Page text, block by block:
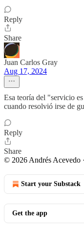
Reply
Share
Juan Carlos Gray
Aug 17, 2024
Esa teoría del "servicio
cuando resolvió irse de
Reply
Share
© 2026 Andrés Acevedo ·
Start your Substack
Get the app